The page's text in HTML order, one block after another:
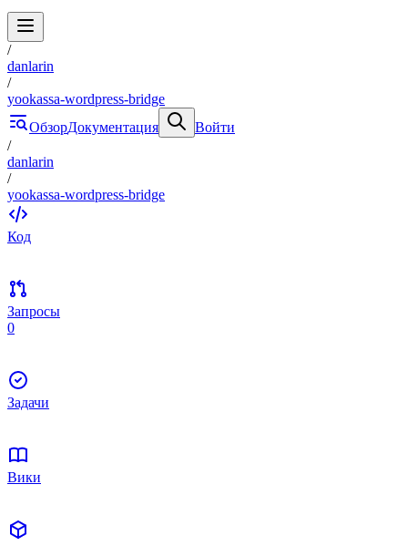
/
danlarin
/
yookassa-wordpress-bridge
ОбзорДокументация
Войти
/
danlarin
/
yookassa-wordpress-bridge
Код
Запросы
0
Задачи
Вики